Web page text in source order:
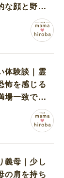
な顔と野太
体験談｜霊
怖を感じる
場一致でコ
意外な体験
義母｜少し
の肩を持ち